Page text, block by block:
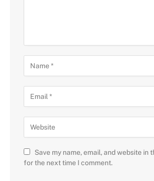
Save my name, email, and website in
for the next time I comment.